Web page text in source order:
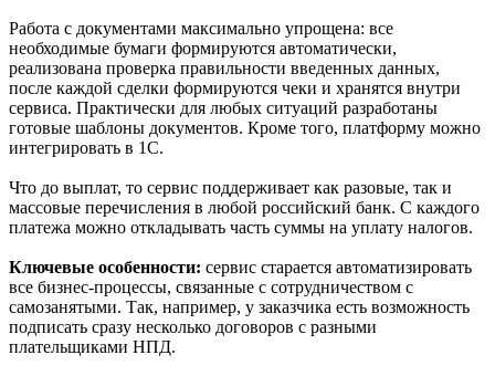
Работа с документами максимально упрощена: все
необходимые бумаги формируются автоматически,
реализована проверка правильности введенных данных,
после каждой сделки формируются чеки и хранятся внутри
сервиса. Практически для любых ситуаций разработаны
готовые шаблоны документов. Кроме того, платформу можно
интегрировать в 1C.
Что до выплат, то сервис поддерживает как разовые, так и
массовые перечисления в любой российский банк. С каждого
платежа можно откладывать часть суммы на уплату налогов.
Ключевые особенности: сервис старается автоматизировать
все бизнес-процессы, связанные с сотрудничеством с
самозанятыми. Так, например, у заказчика есть возможность
подписать сразу несколько договоров с разными
плательщиками НПД.